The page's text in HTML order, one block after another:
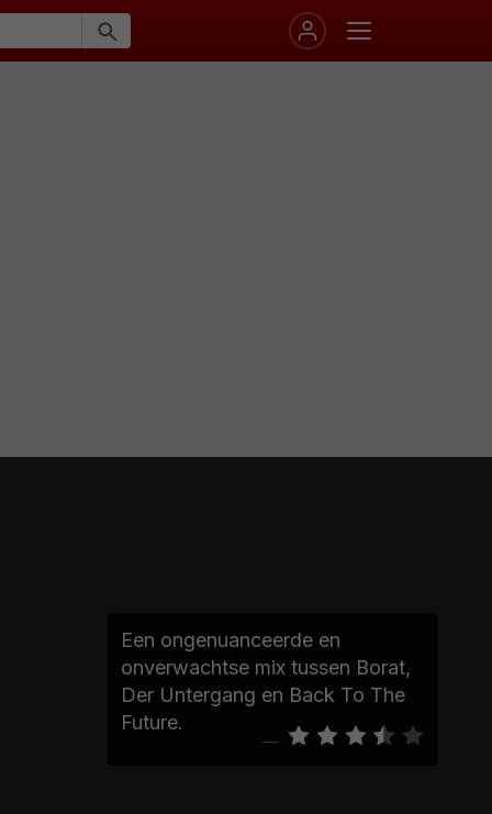
Een ongenuanceerde en
onverwachtse mix tussen Borat,
Der Untergang en Back To The
Future.